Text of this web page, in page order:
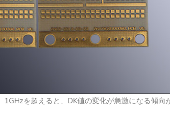
1GHzを超えると、DK値の変化が急激になる傾向